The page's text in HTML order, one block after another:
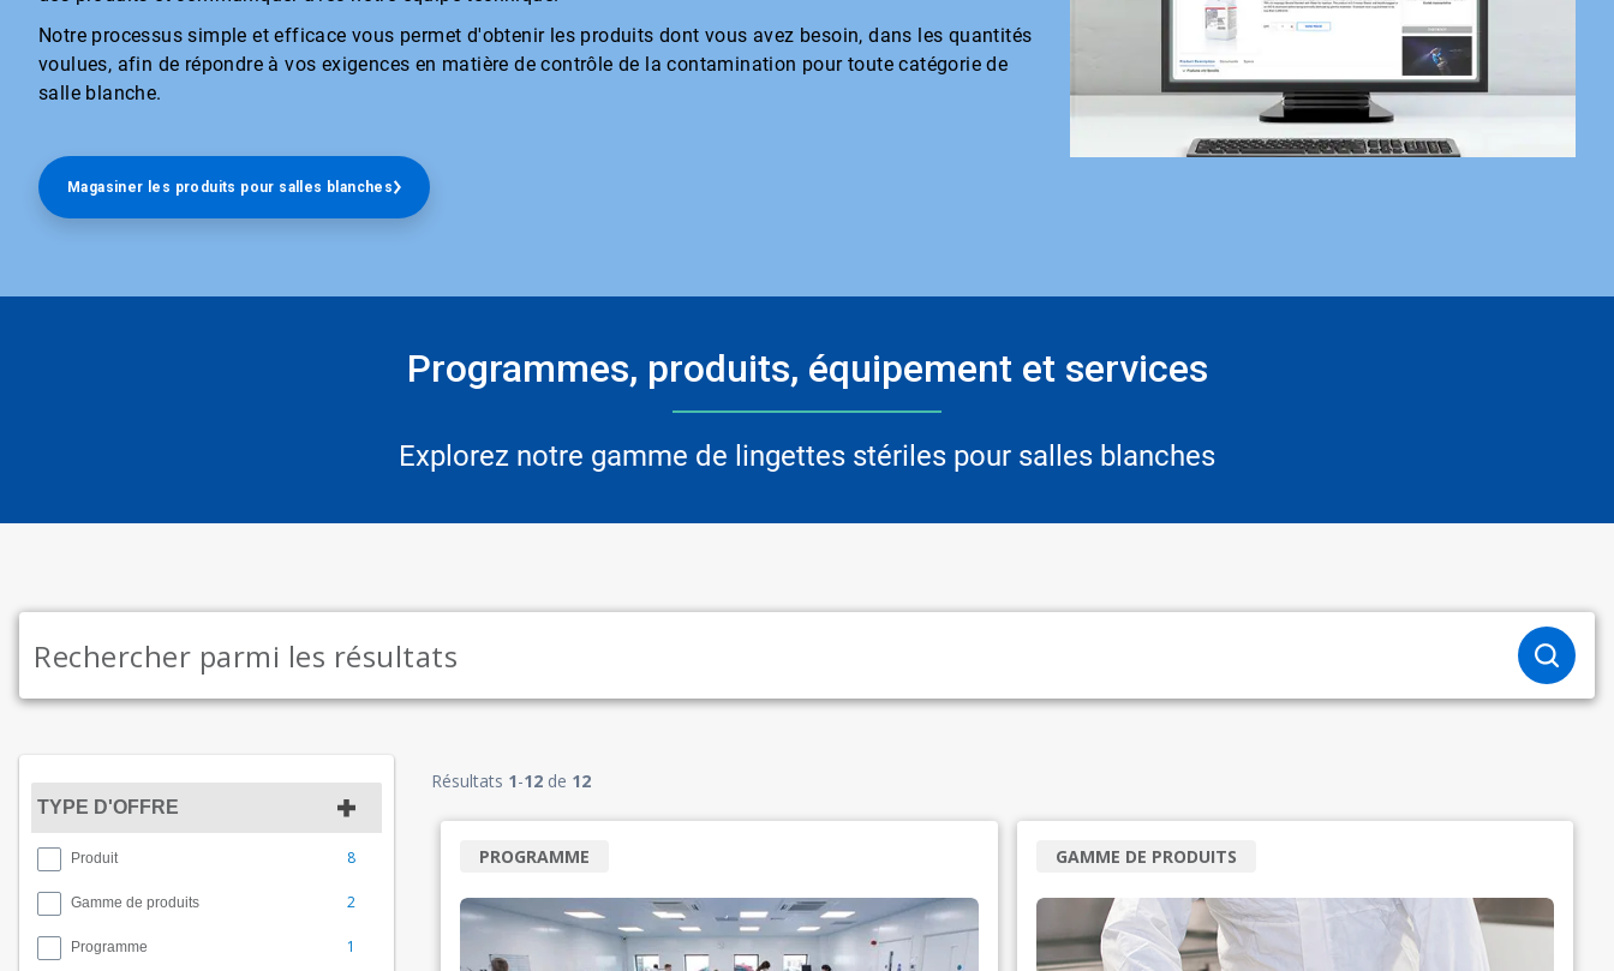
Notre processus simple et efficace vous permet d'obtenir les produits dont vous avez besoin, dans les quantités
voulues, afin de répondre à vos exigences en matière de contrôle de la contamination pour toute catégorie de
salle blanche.​​​​​​​
Magasiner les produits pour salles blanches
Programmes, produits, équipement et services
Explorez notre gamme de lingettes stériles pour salles blanches
TYPE D'OFFRE
Produit 8
Gamme de produits 2
Programme 1
Résultats 1-12 de 12
PROGRAMME GAMME DE PRODUITS